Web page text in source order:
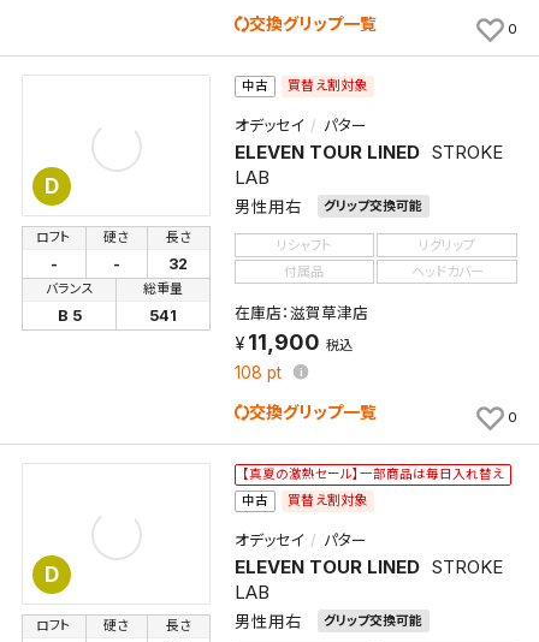
交換グリップ一覧 0
D
中古 買替え割対象
オデッセイ パター
ELEVEN TOUR LINED STROKE
LAB
男性用右 グリップ交換可能
ロフト
-
硬さ
-
長さ
32
バランス
B 5
総重量
541
リシャフト
リグリップ
付属品
ヘッドカバー
在庫店：滋賀草津店
11,900 税込
108 pt
交換グリップ一覧 0
D
【真夏の激熱セール】一部商品は毎日入れ替え
中古
買替え割対象
オデッセイ パター
ELEVEN TOUR LINED STROKE
LAB
男性用右 グリップ交換可能
ロフト 硬さ 長さ
検索条件を保存
この検索条件をマイページ内「保存検索条件一覧」に
よく探す商品を、毎回条件指定することなく簡単に開
くことができます。
検索条件